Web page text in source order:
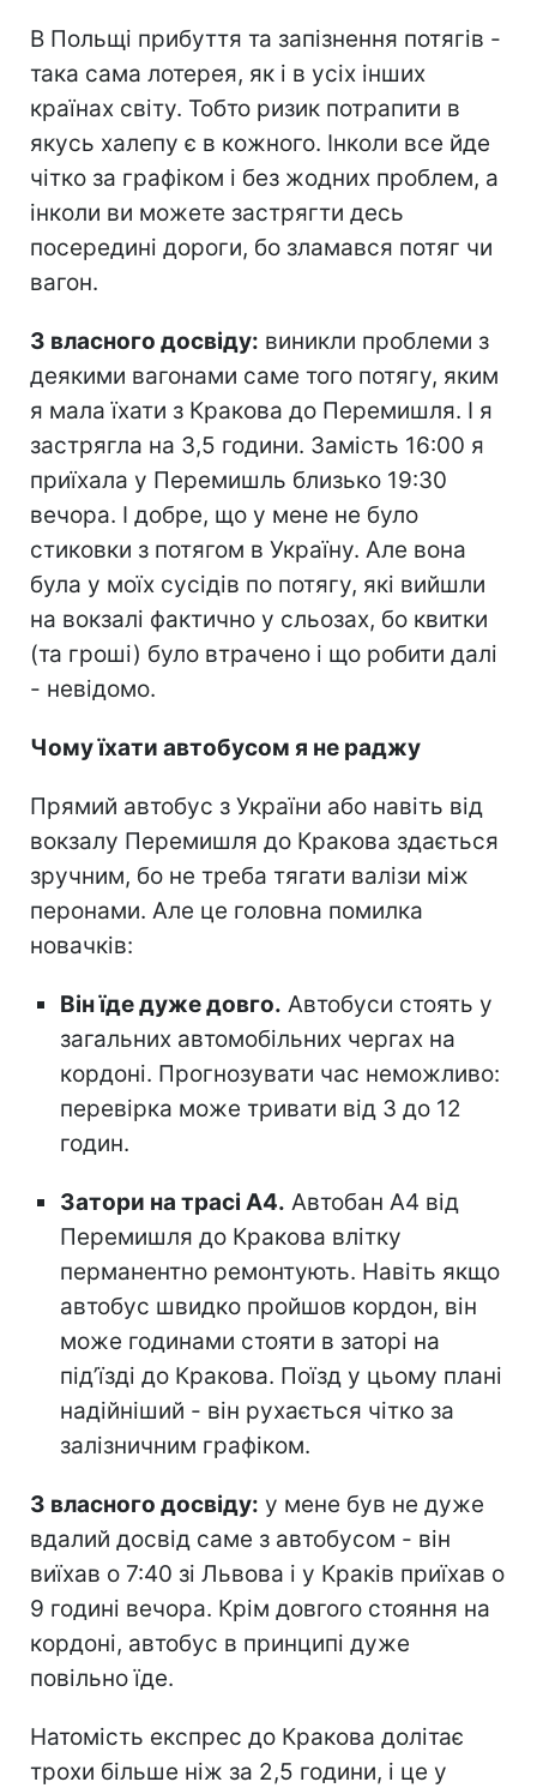
В Польщі прибуття та запізнення потягів -
така сама лотерея, як і в усіх інших
країнах світу. Тобто ризик потрапити в
якусь халепу є в кожного. Інколи все йде
чітко за графіком і без жодних проблем, а
інколи ви можете застрягти десь
посередині дороги, бо зламався потяг чи
вагон.
З власного досвіду: виникли проблеми з
деякими вагонами саме того потягу, яким
я мала їхати з Кракова до Перемишля. І я
застрягла на 3,5 години. Замість 16:00 я
приїхала у Перемишль близько 19:30
вечора. І добре, що у мене не було
стиковки з потягом в Україну. Але вона
була у моїх сусідів по потягу, які вийшли
на вокзалі фактично у сльозах, бо квитки
(та гроші) було втрачено і що робити далі
- невідомо.
Чому їхати автобусом я не раджу
Прямий автобус з України або навіть від
вокзалу Перемишля до Кракова здається
зручним, бо не треба тягати валізи між
перонами. Але це головна помилка
новачків:
Він їде дуже довго. Автобуси стоять у
загальних автомобільних чергах на
кордоні. Прогнозувати час неможливо:
перевірка може тривати від 3 до 12
годин.
Затори на трасі А4. Автобан А4 від
Перемишля до Кракова влітку
перманентно ремонтують. Навіть якщо
автобус швидко пройшов кордон, він
може годинами стояти в заторі на
під’їзді до Кракова. Поїзд у цьому плані
надійніший - він рухається чітко за
залізничним графіком.
З власного досвіду: у мене був не дуже
вдалий досвід саме з автобусом - він
виїхав о 7:40 зі Львова і у Краків приїхав о
9 годині вечора. Крім довгого стояння на
кордоні, автобус в принципі дуже
повільно їде.
Натомість експрес до Кракова долітає
трохи більше ніж за 2,5 години, і це у